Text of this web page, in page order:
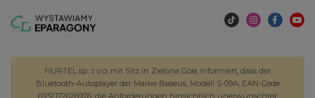
HURTEL sp. z o.o. mit Sitz in Zielona Góra informiert, dass der
Bluetooth-Autoplayer der Marke Baseus, Modell S-09A, EAN-Code